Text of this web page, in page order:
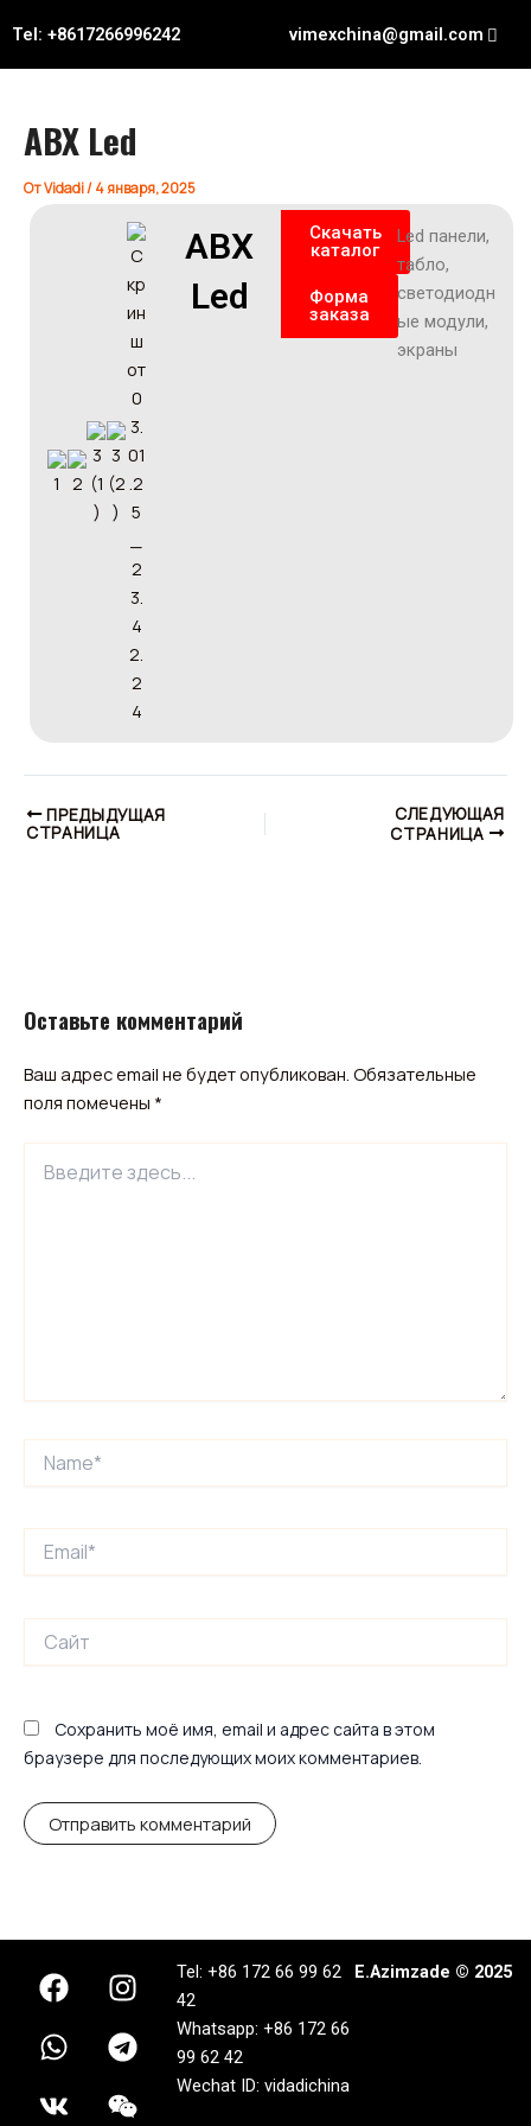
содержимому
Tel: +8617266996242 vimexchina@gmail.com
ABX Led
ОтVidadi/4 января, 2025
ABX
Led
Скачать
каталог
Форма
заказа
Led панели,
табло,
светодиодн
ые модули,
экраны
по
записям
ПРЕДЫДУЩАЯ
СТРАНИЦА
СЛЕДУЮЩАЯ
СТРАНИЦА
Оставьте комментарий
Ваш адрес email не будет опубликован. Обязательные
поля помечены *
здесь...
Сохранить моё имя, email и адрес сайта в этом
браузере для последующих моих комментариев.
F
a
c
e
b
I
n
s
t
a
W
h
a
t
s
T
e
l
e
g
V
k
W
e
i
x
i
Tel: +86 172 66 99 62
42
Whatsapp: +86 172 66
99 62 42
Wechat ID: vidadichina
E.Azimzade © 2025